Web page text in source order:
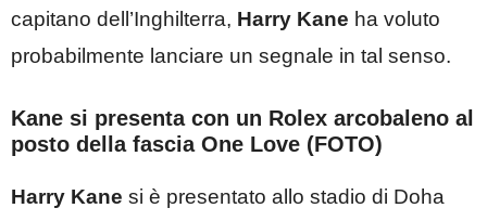
capitano dell’Inghilterra, Harry Kane ha voluto
probabilmente lanciare un segnale in tal senso.
Kane si presenta con un Rolex arcobaleno al
posto della fascia One Love (FOTO)
Harry Kane si è presentato allo stadio di Doha